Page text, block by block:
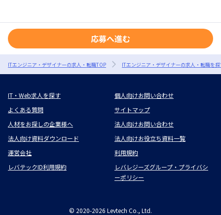
応募へ進む
ITエンジニア・デザイナーの求人・転職TOP ITエンジニア・デザイナーの求人・転職を
IT・Web求人を探す
個人向けお問い合わせ
よくある質問
サイトマップ
人材をお探しの企業様へ
法人向けお問い合わせ
法人向け資料ダウンロード
法人向けお役立ち資料一覧
運営会社
利用規約
レバテックID利用規約
レバレジーズグループ・プライバシ
ーポリシー
© 2020-2026 Levtech Co., Ltd.